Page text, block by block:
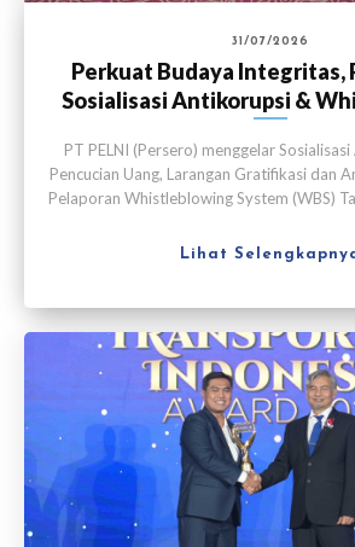
31/07/2026
Perkuat Budaya Integritas,
Sosialisasi Antikorupsi &
System
PT PELNI (Persero) menggelar
Pencucian Uang, Larangan Gratifikasi dan
Pelaporan Whistleblowing System (WBS)
Lihat